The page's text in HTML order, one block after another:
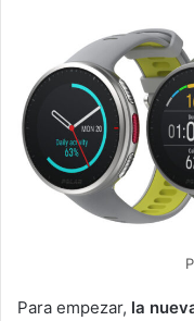
Para empezar, la